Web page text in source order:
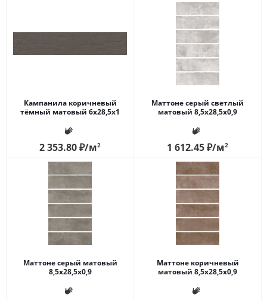
Кампанила коричневый
тёмный матовый 6x28,5x1
2 353.80₽/м2
Маттоне серый светлый
матовый 8,5x28,5x0,9
1 612.45₽/м2
Маттоне серый матовый
8,5x28,5x0,9
Маттоне коричневый
матовый 8,5x28,5x0,9